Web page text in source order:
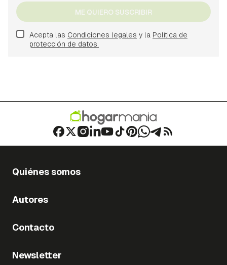
ME QUIERO SUSCRIBIR
Acepta las Condiciones legales y la Política de
protección de datos.
Quiénes somos
Autores
Contacto
Newsletter